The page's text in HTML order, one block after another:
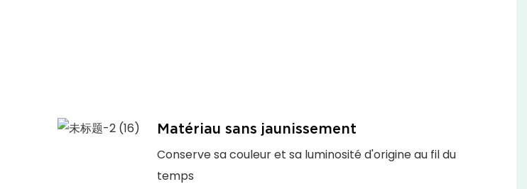
Matériau sans jaunissement
Conserve sa couleur et sa luminosité d'origine au fil du
temps